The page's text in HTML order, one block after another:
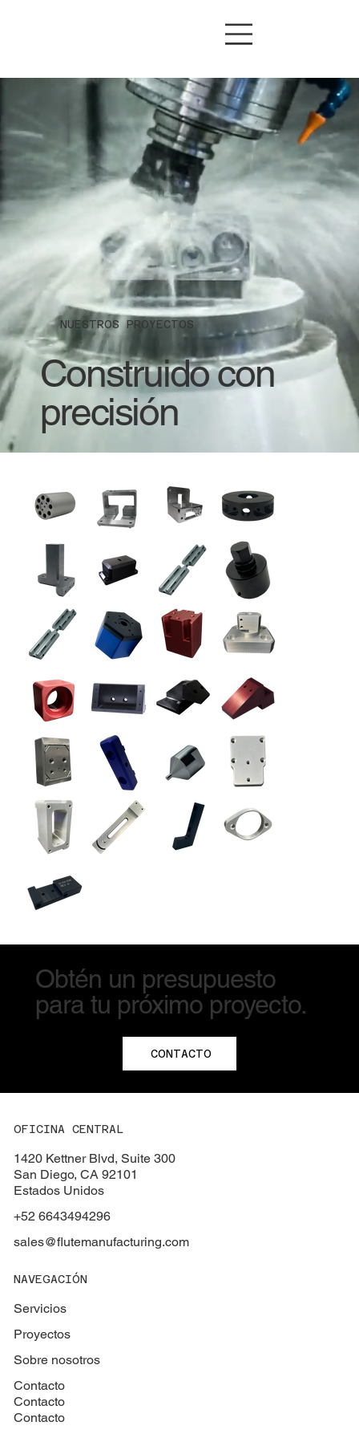
NUESTROS PROYECTOS
Construido con
precisión
Obtén un presupuesto
para tu próximo proyecto.
CONTACTO
OFICINA CENTRAL
1420 Kettner Blvd, Suite 300
San Diego, CA 92101
Estados Unidos
+52 6643494296
sales@flutemanufacturing.com
NAVEGACIÓN
Servicios
Proyectos
Sobre nosotros
Contacto
Contacto
Contacto